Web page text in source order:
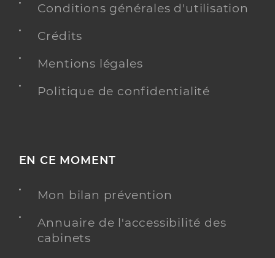
Conditions générales d'utilisation
Crédits
Mentions légales
Politique de confidentialité
EN CE MOMENT
Mon bilan prévention
Annuaire de l'accessibilité des
cabinets